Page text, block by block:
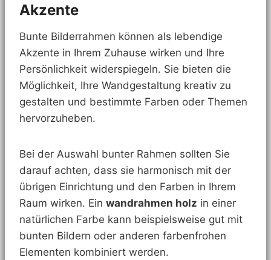
Akzente
Bunte Bilderrahmen können als lebendige
Akzente in Ihrem Zuhause wirken und Ihre
Persönlichkeit widerspiegeln. Sie bieten die
Möglichkeit, Ihre Wandgestaltung kreativ zu
gestalten und bestimmte Farben oder Themen
hervorzuheben.
Bei der Auswahl bunter Rahmen sollten Sie
darauf achten, dass sie harmonisch mit der
übrigen Einrichtung und den Farben in Ihrem
Raum wirken. Ein wandrahmen holz in einer
natürlichen Farbe kann beispielsweise gut mit
bunten Bildern oder anderen farbenfrohen
Elementen kombiniert werden.